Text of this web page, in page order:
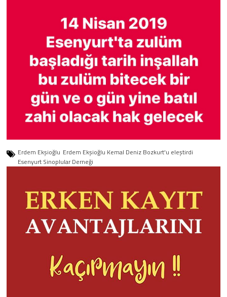
Erdem Ekşioğlu Erdem Ekşioğlu Kemal Deniz Bozkurt'u eleştirdi
Esenyurt Sinoplular Derneği